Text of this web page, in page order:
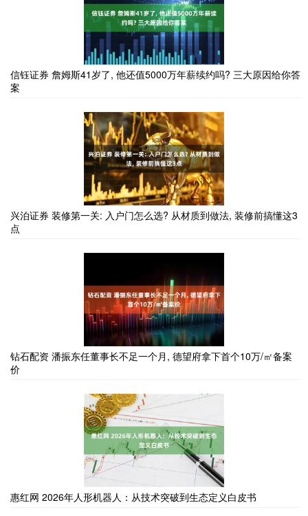
信钰证券 詹姆斯41岁了, 他还值5000万年薪续约吗? 三大原因给你答
案
兴泊证券 装修第一关: 入户门怎么选? 从材质到做法, 装修前搞懂这3
点
钻石配资 潘振东任董事长不足一个月, 德望府拿下首个10万/㎡备案
价
惠红网 2026年人形机器人：从技术突破到生态定义白皮书